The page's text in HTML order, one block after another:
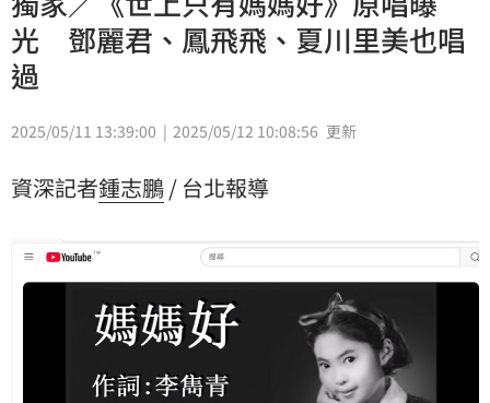
光 鄧麗君、鳳飛飛、夏川里美也唱
過
2025/05/11 13:39:00 2025/05/12 10:08:56 更新
資深記者鍾志鵬/ 台北報導